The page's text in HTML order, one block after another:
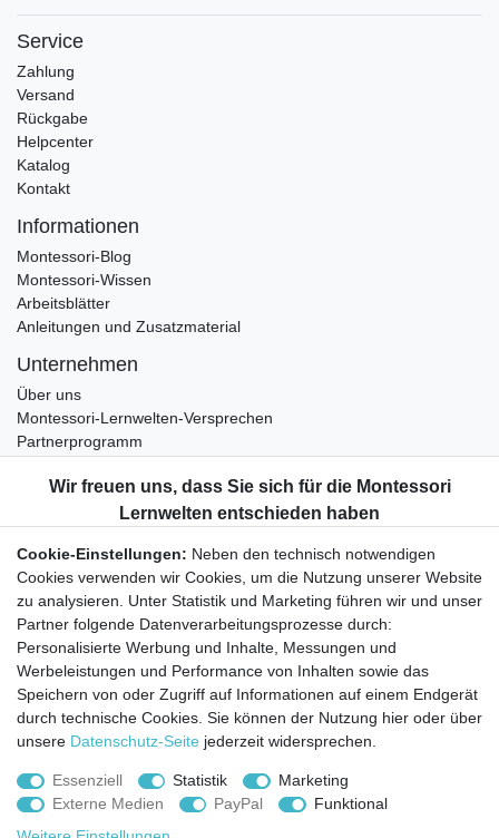
Service
Zahlung
Versand
Rückgabe
Helpcenter
Katalog
Kontakt
Informationen
Montessori-Blog
Montessori-Wissen
Arbeitsblätter
Anleitungen und Zusatzmaterial
Unternehmen
Über uns
Montessori-Lernwelten-Versprechen
Partnerprogramm
Bestellung widerrufen
Datenschutzerklärung
AGB
Impressum
Aktuelles rund um Montessori-Materialien und
Montessori-Pädagogik.
Kostenfreie wöchentliche Infos
Hiermit bestätige ich, dass ich dieDaten­schutz­erklärunggelesen habe. Sie
Abonnieren
Cookie-Einstellungen: Neben den technisch notwendigen
Cookies verwenden wir Cookies, um die Nutzung unserer Website
zu analysieren. Unter Statistik und Marketing führen wir und unser
Partner folgende Datenverarbeitungsprozesse durch:
Personalisierte Werbung und Inhalte, Messungen und
Werbeleistungen und Performance von Inhalten sowie das
Speichern von oder Zugriff auf Informationen auf einem Endgerät
durch technische Cookies. Sie können der Nutzung hier oder über
unsere Datenschutz-Seite jederzeit widersprechen.
Essenziell Statistik
Marketing
Externe Medien
PayPal
Funktional